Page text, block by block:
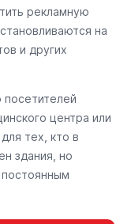
рекламную
на
и других
посетителей
центра или
тех, кто в
здания, но